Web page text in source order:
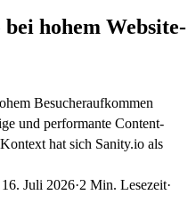
hohem Website-
Besucheraufkommen
und performante Content-
hat sich Sanity.io als
16. Juli 2026·2 Min. Lesezeit·